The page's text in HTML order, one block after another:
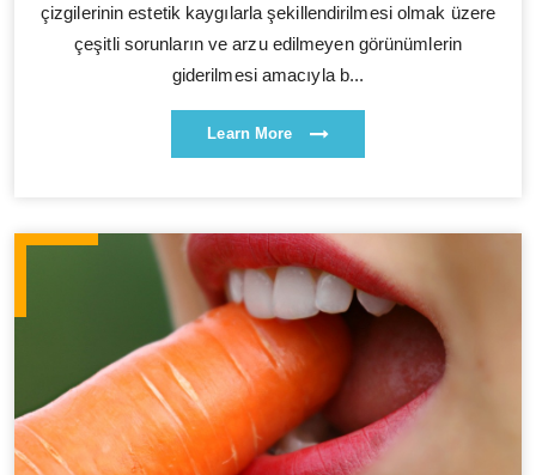
çizgilerinin estetik kaygılarla şekillendirilmesi olmak üzere
çeşitli sorunların ve arzu edilmeyen görünümlerin
giderilmesi amacıyla b...
Learn More